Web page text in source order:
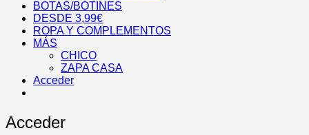
BOTAS/BOTINES
DESDE 3,99€
ROPA Y COMPLEMENTOS
MÁS
CHICO
ZAPA CASA
Acceder
Acceder